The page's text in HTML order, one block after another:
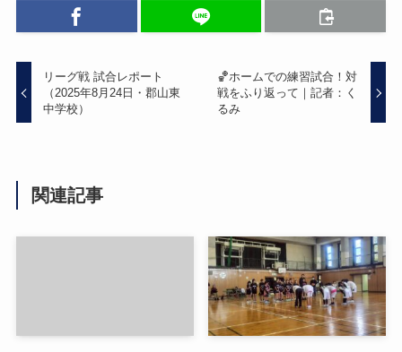
リーグ戦 試合レポート
（2025年8月24日・郡山東
中学校）
🏀ホームでの練習試合！対
戦をふり返って｜記者：く
るみ
関連記事